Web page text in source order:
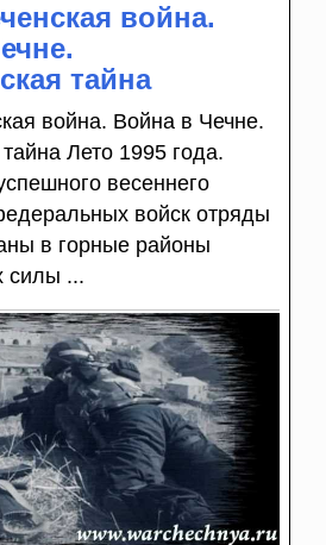
война.
тайна
война. Война в Чечне.
Лето 1995 года.
весеннего
войск отряды
в горные районы
силы ...